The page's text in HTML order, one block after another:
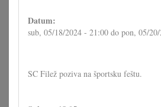
Datum:
sub, 05/18/2024 - 21:00 do pon, 05/
SC Filež poziva na športsku feštu.